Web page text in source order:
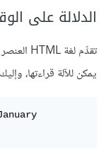
الدلالة على
تقدِّم لغة HTML العنصر
يمكن للآلة قراءتها،